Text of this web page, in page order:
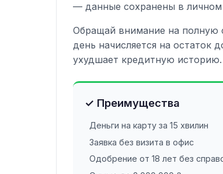
— данные сохранены в личном
Обращай внимание на полную
день начисляется на остаток
ухудшает кредитную историю.
✓ Преимущества
Деньги на карту за 15 хвилин
Заявка без визита в офис
Одобрение от 18 лет без